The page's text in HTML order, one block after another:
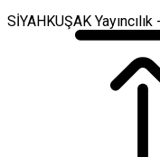
SİYAHKUŞAK